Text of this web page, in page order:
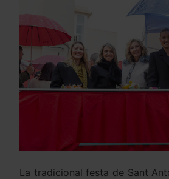
La tradicional festa de Sant